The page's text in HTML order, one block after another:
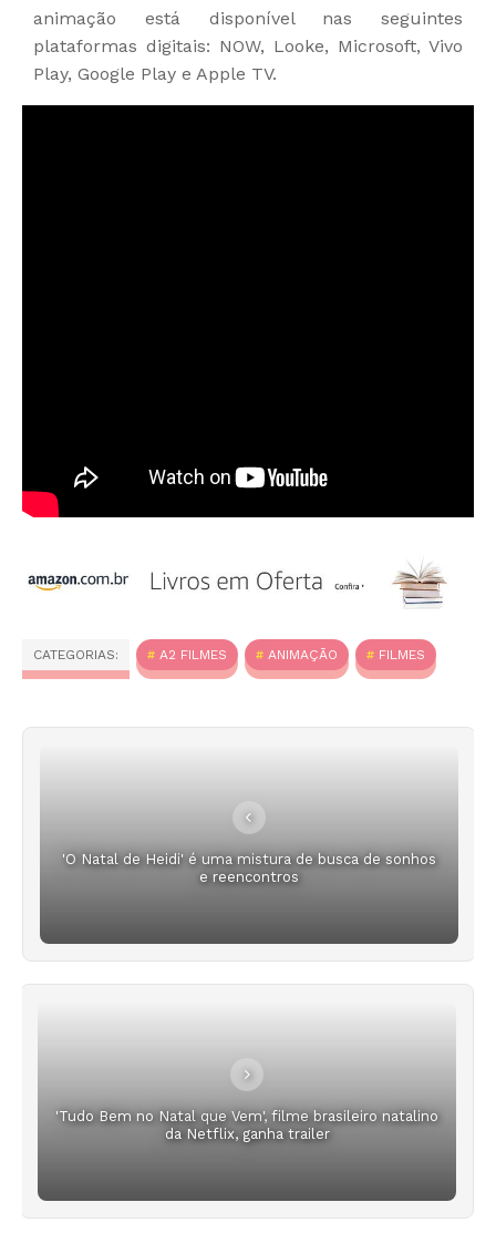
animação está disponível nas seguintes
plataformas digitais: NOW, Looke, Microsoft, Vivo
Play, Google Play e Apple TV.
CATEGORIAS: A2 FILMES ANIMAÇÃO FILMES
'O Natal de Heidi' é uma mistura de busca de sonhos
e reencontros
'Tudo Bem no Natal que Vem', filme brasileiro natalino
da Netflix, ganha trailer